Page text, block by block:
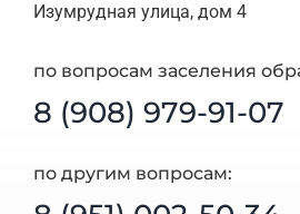
Изумрудная улица, дом 4
по вопросам заселения
8 (908) 979-91-07
по другим вопросам: